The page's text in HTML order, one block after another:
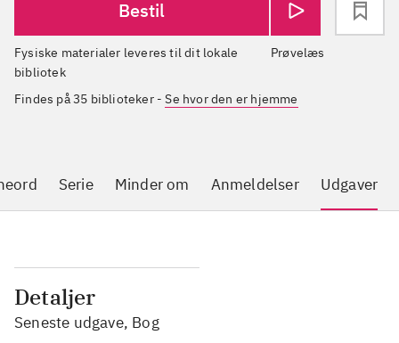
Bestil
Prøvelæs
Fysiske materialer leveres til dit lokale
bibliotek
Findes på 35 biblioteker-Se hvor den er hjemme
Serie Minder om Anmeldelser Udgaver
Detaljer
Seneste udgave, Bog